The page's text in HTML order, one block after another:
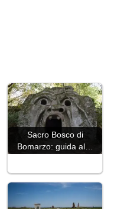
Sacro Bosco di
Bomarzo: guida al…